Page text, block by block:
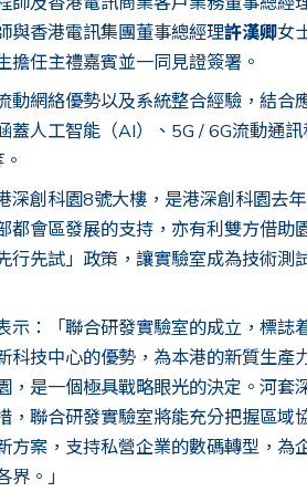
與香港電訊集團董事總經理許漢卿女
擔任主禮嘉賓並一同見證簽署。
網絡優勢以及系統整合經驗，結合
人工智能（AI）、5G / 6G流動通訊
深創科園8號大樓，是港深創科園去
會區發展的支持，亦有利雙方借助
行先試」政策，讓實驗室成為技術測
示：「聯合研發實驗室的成立，標誌
技中心的優勢，為本港的新質生產
，是一個極具戰略眼光的決定。河套
聯合研發實驗室將能充分把握區域
案，支持私營企業的數碼轉型，為
。」